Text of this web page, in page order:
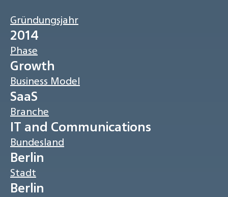
Gründungsjahr
2014
Phase
Growth
Business Model
SaaS
Branche
IT and Communications
Bundesland
Berlin
Stadt
Berlin